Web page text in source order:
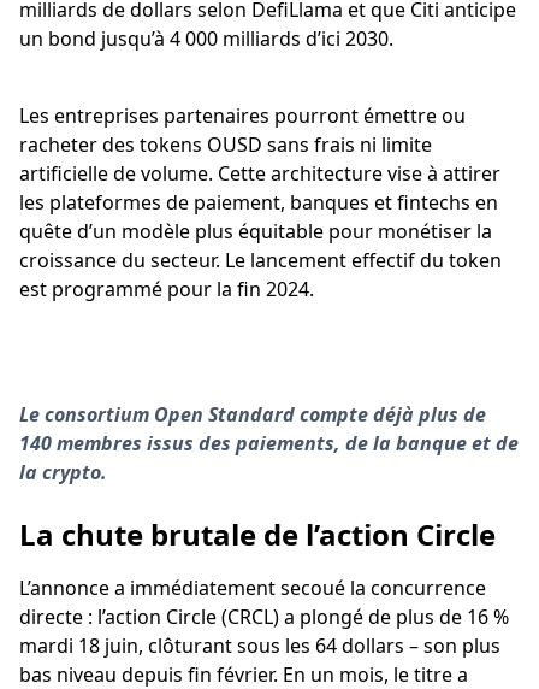
milliards de dollars selon DefiLlama et que Citi anticipe
un bond jusqu’à 4 000 milliards d’ici 2030.
Les entreprises partenaires pourront émettre ou
racheter des tokens OUSD sans frais ni limite
artificielle de volume. Cette architecture vise à attirer
les plateformes de paiement, banques et fintechs en
quête d’un modèle plus équitable pour monétiser la
croissance du secteur. Le lancement effectif du token
est programmé pour la fin 2024.
Le consortium Open Standard compte déjà plus de
140 membres issus des paiements, de la banque et de
la crypto.
La chute brutale de l’action Circle
L’annonce a immédiatement secoué la concurrence
directe : l’action Circle (CRCL) a plongé de plus de 16 %
mardi 18 juin, clôturant sous les 64 dollars – son plus
bas niveau depuis fin février. En un mois, le titre a